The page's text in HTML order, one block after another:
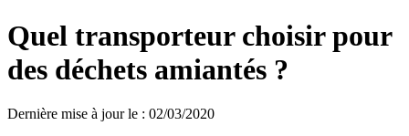
Quel transporteur choisir pour
des déchets amiantés ?
Dernière mise à jour le : 02/03/2020